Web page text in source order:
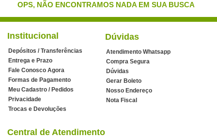
OPS, NÃO ENCONTRAMOS NADA EM SUA BUSCA
Institucional
Depósitos / Transferências
Entrega e Prazo
Fale Conosco Agora
Formas de Pagamento
Meu Cadastro / Pedidos
Privacidade
Trocas e Devoluções
Dúvidas
Atendimento Whatsapp
Compra Segura
Dúvidas
Gerar Boleto
Nosso Endereço
Nota Fiscal
Central de Atendimento